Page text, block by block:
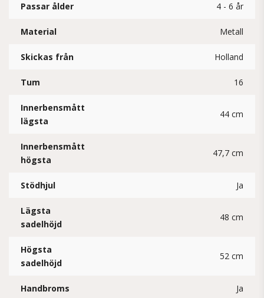
Passar ålder 4 - 6 år
Material Metall
Skickas från Holland
Tum 16
Innerbensmått
lägsta
44 cm
Innerbensmått
högsta
47,7 cm
Stödhjul Ja
Lägsta
sadelhöjd
48 cm
Högsta
sadelhöjd
52 cm
Handbroms Ja